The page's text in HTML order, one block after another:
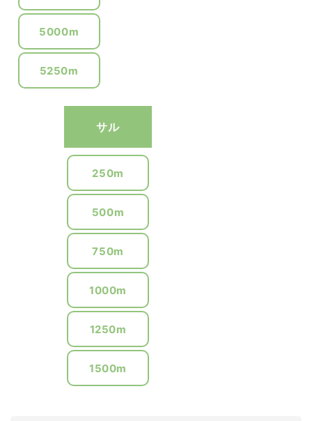
5000m
5250m
サル
250m
500m
750m
1000m
1250m
1500m